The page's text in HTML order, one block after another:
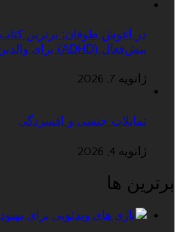
در آغوش طوفان؛ برترین
بیش‌فعال (ADHD) برای والدین
ژانویه 7, 2026
تمایلات جنسی و افسردگی
ژانویه 4, 2026
برترین ها